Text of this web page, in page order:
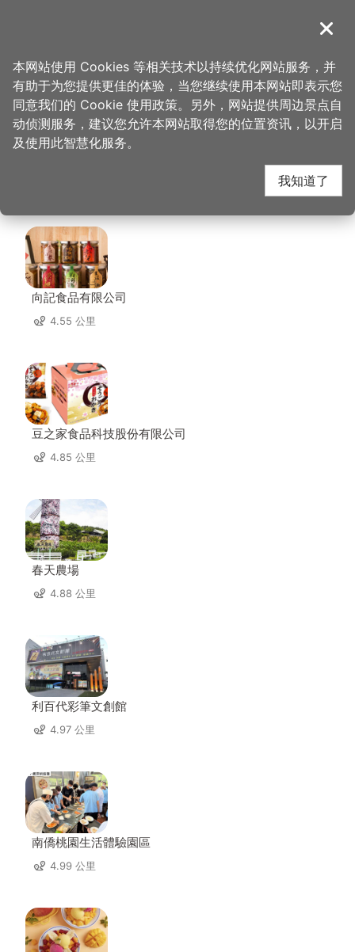
導覽
首页 > 想去的地方 > 美食、购物 > Chophouse 恰好食美式餐厅
Chophouse 恰好食美
式餐厅 周边店家
向記食品有限公司
4.55 公里
豆之家食品科技股份有限公司
4.85 公里
春天農場
4.88 公里
利百代彩筆文創館
4.97 公里
南僑桃園生活體驗園區
4.99 公里
关闭
本网站使用 Cookies 等相关技术以持续优化网站服务，并
有助于为您提供更佳的体验，当您继续使用本网站即表示您
同意我们的 Cookie 使用政策。另外，网站提供周边景点自
动侦测服务，建议您允许本网站取得您的位置资讯，以开启
及使用此智慧化服务。
我知道了